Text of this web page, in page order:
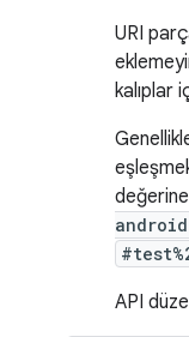
URI
kalıplar
API